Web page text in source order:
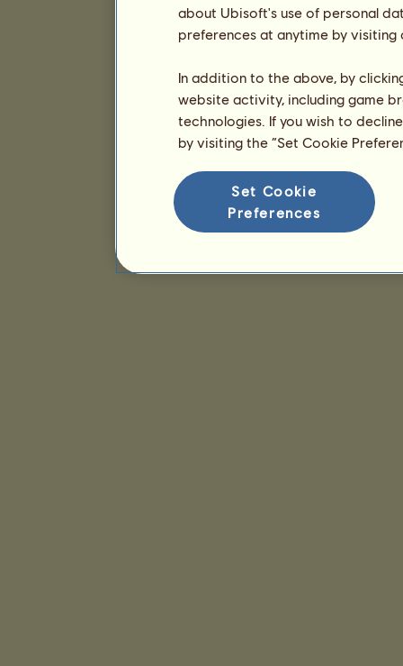
about Ubisoft's use of personal
preferences at anytime by
In addition to the above, by
website activity, including game
technologies. If you wish to
by visiting the “Set Cookie
Set Cookie
Preferences